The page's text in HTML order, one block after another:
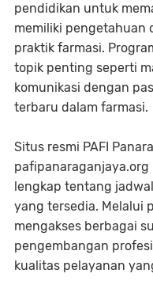
pendidikan untuk
memiliki pengetahuan
praktik farmasi.
topik penting seperti
komunikasi dengan
terbaru dalam farmasi.
Situs resmi PAFI
lengkap tentang
yang tersedia. Melalui
mengakses berbagai
pengembangan
kualitas pelayanan